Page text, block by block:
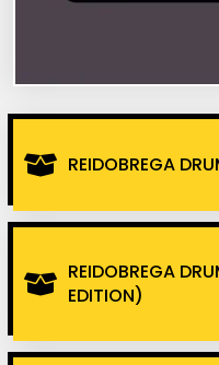
REIDOBREGA
REIDOBREGA
EDITION)